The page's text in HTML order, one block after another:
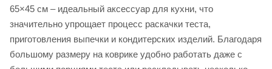
65×45 см – идеальный аксессуар для кухни, что
значительно упрощает процесс раскачки теста,
приготовления выпечки и кондитерских изделий. Благодаря
большому размеру на коврике удобно работать даже с